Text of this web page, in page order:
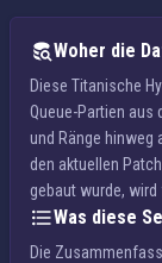
Woher die
Diese Titanische
Queue-Partien aus
und Ränge hinweg
den aktuellen
gebaut wurde, wird
Was diese
Die